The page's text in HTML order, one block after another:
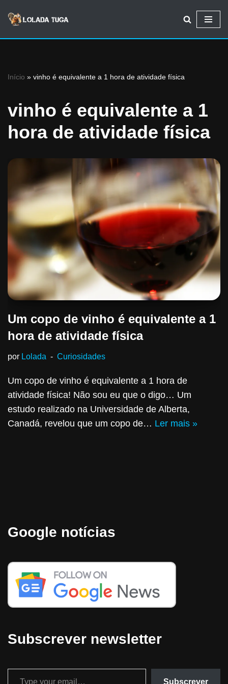
Avançar
Início » vinho é equivalente a 1 hora de atividade física
vinho é equivalente a 1
hora de atividade física
Um copo de vinho é equivalente a 1
hora de atividade física
por Lolada Curiosidades
Um copo de vinho é equivalente a 1 hora de
atividade física! Não sou eu que o digo… Um
estudo realizado na Universidade de Alberta,
Canadá, revelou que um copo de… Ler mais »
Google notícias
Subscrever newsletter
Subscrever